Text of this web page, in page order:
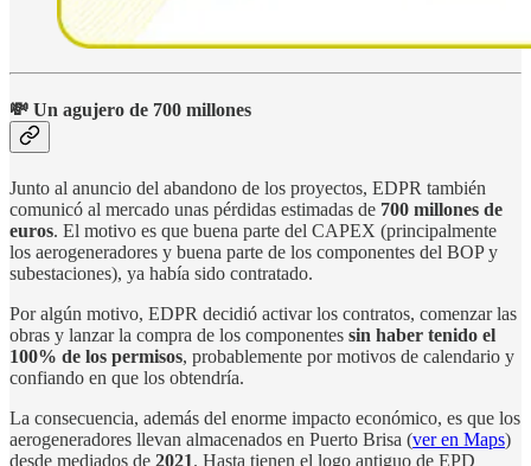
💸 Un agujero de 700 millones
Junto al anuncio del abandono de los proyectos, EDPR también
comunicó al mercado unas pérdidas estimadas de 700 millones de
euros. El motivo es que buena parte del CAPEX (principalmente
los aerogeneradores y buena parte de los componentes del BOP y
subestaciones), ya había sido contratado.
Por algún motivo, EDPR decidió activar los contratos, comenzar las
obras y lanzar la compra de los componentes sin haber tenido el
100% de los permisos, probablemente por motivos de calendario y
confiando en que los obtendría.
La consecuencia, además del enorme impacto económico, es que los
aerogeneradores llevan almacenados en Puerto Brisa (ver en Maps)
desde mediados de 2021. Hasta tienen el logo antiguo de EPD